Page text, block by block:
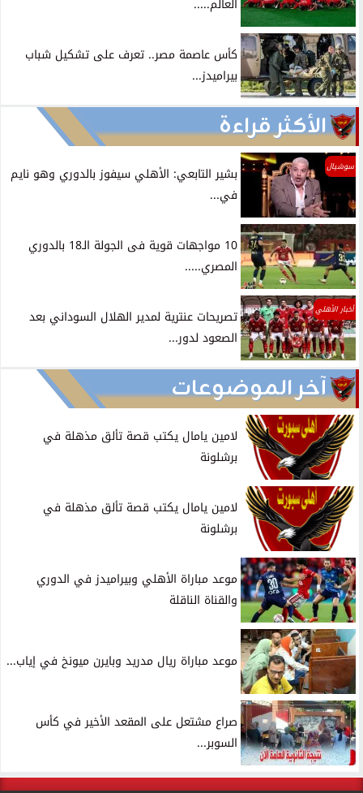
كأس عاصمة مصر.. تعرف على تشكيل شباب
بيراميدز...
الأكثر قراءة
سوشيال
بشير التابعي: الأهلي سيفوز بالدوري وهو نايم
في...
10 مواجهات قوية فى الجولة الـ18 بالدوري
المصري.....
أخبار الأهلي
تصريحات عنترية لمدير الهلال السوداني بعد
الصعود لدور...
آخر الموضوعات
لامين يامال يكتب قصة تألق مذهلة في
برشلونة
لامين يامال يكتب قصة تألق مذهلة في
برشلونة
موعد مباراة الأهلي وبيراميدز في الدوري
والقناة الناقلة
موعد مباراة ريال مدريد وبايرن ميونخ في إياب...
صراع مشتعل على المقعد الأخير في كأس
السوبر...